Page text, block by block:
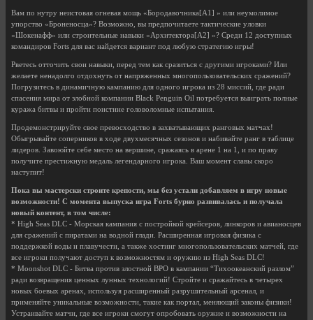
Вам по нутру неистовая огневая мощь «Бородавочника[A1] » или неумолимое
упорство «Броненосца»? Возможно, вы предпочитаете тактические уловки
«Шокенафф» или строительные навыки «Архитектора[A2] »? Среди 12 доступных
командиров Forts для вас найдется вариант под любую стратегию игры!
Рветесь отточить свои навыки, перед тем как сразиться с другими игроками? Или
желаете ненадолго отдохнуть от напряженных многопользовательских сражений?
Погрузитесь в динамичную кампанию для одного игрока из 28 миссий, где ради
спасения мира от злобной компании Black Penguin Oil потребуется выиграть полные
куража битвы и пройти поистине головоломные испытания.
Продемонстрируйте свое превосходство в захватывающих ранговых матчах!
Обыгрывайте соперников в ходе двухмесячных сезонов и набивайте ранг в таблице
лидеров. Завоюйте себе место на вершине, сражаясь в арене 1 на 1, и по праву
получите престижную медаль легендарного игрока. Ваш момент славы скоро
наступит!
Пока вы мастерски строите крепости, мы без устали добавляем в игру новые
возможности! С момента выпуска игра Forts бурно развивалась и получала
новый контент, в том числе:
* High Seas DLC - Морская кампания с постройкой крейсеров, линкоров и авианосцев
для сражений с пиратами на водной глади. Расширенная игровая физика с
поддержкой воды и плавучести, а также хостинг многопользовательских матчей, где
все игроки получают доступ к возможностям и оружию из High Seas DLC!
* Moonshot DLC - Битва против злостной BPO в кампании “Тихоокеанский разлом”
ради возвращения ценных лунных технологий! Стройте и сражайтесь в четырех
новых боевых аренах, используя расширенный разрушительный арсенал, и
применяйте уникальные возможности, такие как портал, меняющий законы физики!
Устраивайте матчи, где все игроки смогут опробовать оружие и возможности на